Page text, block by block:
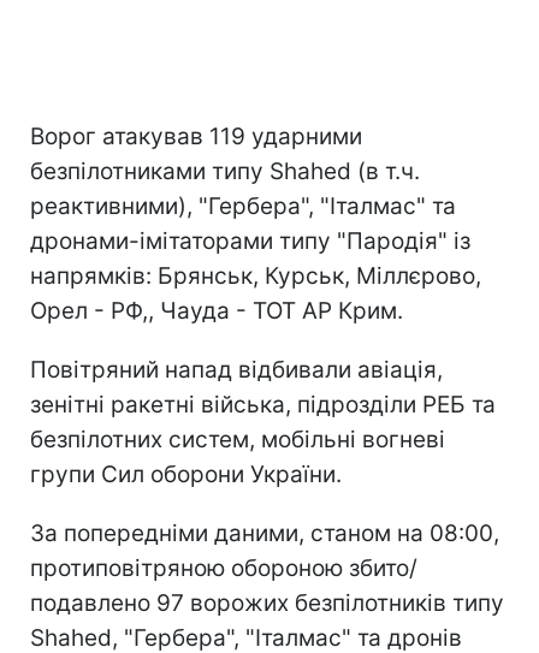
Ворог атакував 119 ударними
безпілотниками типу Shahed (в т.ч.
реактивними), "Гербера", "Італмас" та
дронами-імітаторами типу "Пародія" із
напрямків: Брянськ, Курськ, Міллєрово,
Орел - РФ,, Чауда - ТОТ АР Крим.
Повітряний напад відбивали авіація,
зенітні ракетні війська, підрозділи РЕБ та
безпілотних систем, мобільні вогневі
групи Сил оборони України.
За попередніми даними, станом на 08:00,
протиповітряною обороною збито/
подавлено 97 ворожих безпілотників типу
Shahed, "Гербера", "Італмас" та дронів